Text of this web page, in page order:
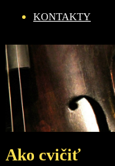
KONTAKTY
Ako cvičiť